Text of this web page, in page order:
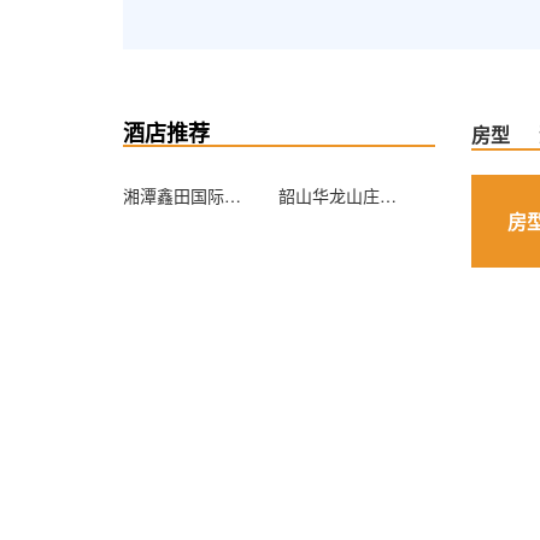
酒店推荐
湘潭鑫田国际大酒店 韶山华龙山庄酒店
房型
房